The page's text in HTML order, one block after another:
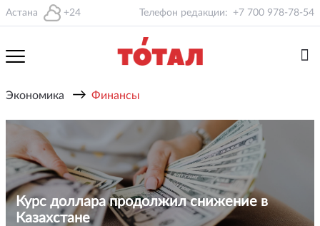
Астана +24 Телефон редакции: +7 700 978-78-54
Экономика → Финансы
Курс доллара продолжил снижение в
Казахстане